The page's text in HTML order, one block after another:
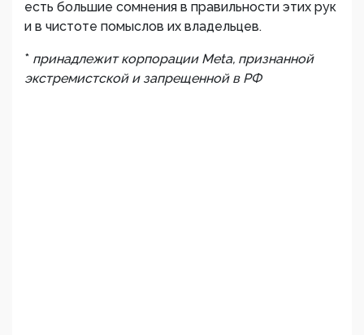
есть большие сомнения в правильности этих рук
и в чистоте помыслов их владельцев.
* принадлежит корпорации Meta, признанной
экстремистской и запрещенной в РФ